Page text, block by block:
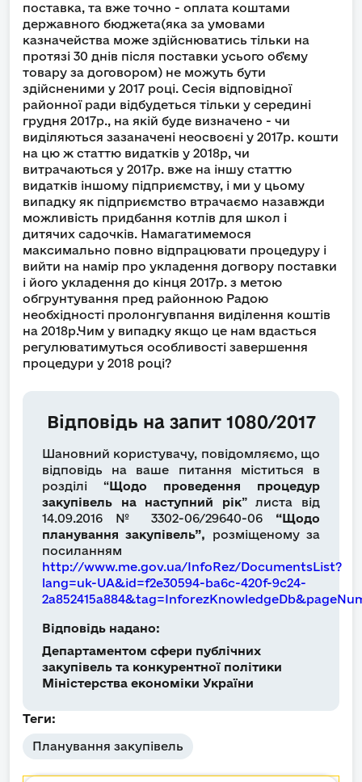
поставка, та вже точно - оплата коштами
державного бюджета(яка за умовами
казначейства може здійснюватись тільки на
протязі 30 днів після поставки усього об'єму
товару за договором) не можуть бути
здійсненими у 2017 році. Сесія відповідної
районної ради відбудеться тільки у середині
грудня 2017р., на якій буде визначено - чи
виділяються зазаначені неосвоєні у 2017р. кошти
на цю ж статтю видатків у 2018р, чи
витрачаються у 2017р. вже на іншу статтю
видатків іншому підприємству, і ми у цьому
випадку як підприємство втрачаємо назавжди
можливість придбання котлів для школ і
дитячих садочків. Намагатимемося
максимально повно відпрацювати процедуру і
вийти на намір про укладення догвору поставки
і його укладення до кінця 2017р. з метою
обгрунтування пред районною Радою
необхідності пролонгувпання виділення коштів
на 2018р.Чим у випадку якщо це нам вдасться
регулюватимуться особливості завершення
процедури у 2018 році?
Відповідь на запит 1080/2017
Шановний користувачу, повідомляємо, що
відповідь на ваше питання міститься в
розділі “Щодо проведення процедур
закупівель на наступний рік” листа від
14.09.2016 № 3302-06/29640-06 “Щодо
планування закупівель”, розміщеному за
посиланням
http://www.me.gov.ua/InfoRez/DocumentsList?
lang=uk-UA&id=f2e30594-ba6c-420f-9c24-
Відповідь надано:
Департаментом сфери публічних
закупівель та конкурентної політики
Міністерства економіки України
Теги:
Планування закупівель